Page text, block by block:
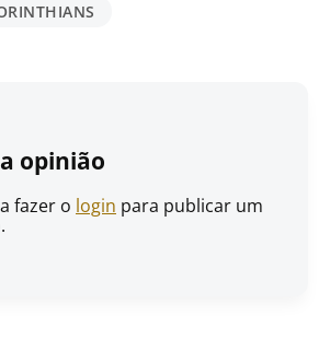
opinião
fazer o login para publicar um